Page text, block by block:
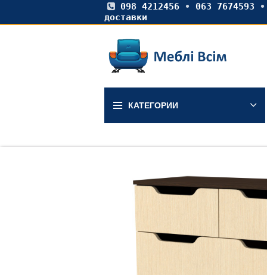
098 4212456• 063 7674593
доставки
КАТЕГОРИИ